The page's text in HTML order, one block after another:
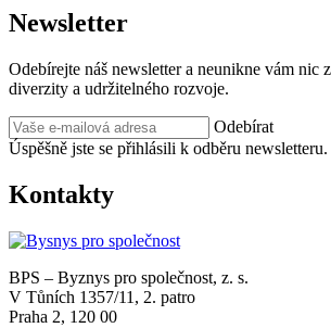
Newsletter
Odebírejte náš newsletter a neunikne vám nic
diverzity a udržitelného rozvoje.
Odebírat
Úspěšně jste se přihlásili k odběru newsletteru.
Kontakty
BPS – Byznys pro společnost, z. s.
V Tůních 1357/11, 2. patro
Praha 2, 120 00